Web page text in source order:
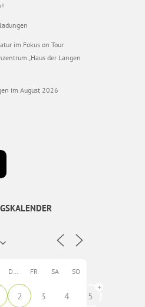
im Fokus on Tour
„Haus der Langen
im August 2026
DO FR SA SO
2 3 4 5
+